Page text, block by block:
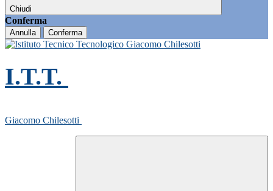
Chiudi
Conferma
Annulla Conferma
I.T.T.
Giacomo Chilesotti